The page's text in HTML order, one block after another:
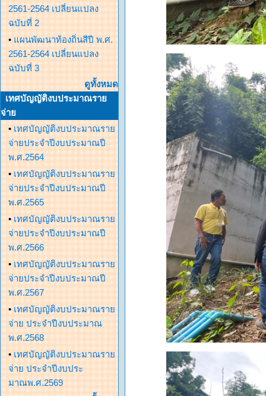
2561-2564 เปลี่ยนแปลง
ฉบับที่ 2
• แผนพัฒนาท้องถิ่นสีปี พ.ศ.
2561-2564 เปลี่ยนแปลง
ฉบับที่ 3
ดูทั้งหมด
เทศบัญญัติงบประมาณราย
จ่าย
• เทศบัญญัติงบประมาณราย
จ่ายประจำปีงบประมาณปี
พ.ศ.2564
• เทศบัญญัติงบประมาณราย
จ่ายประจำปีงบประมาณปี
พ.ศ.2565
• เทศบัญญัติงบประมาณราย
จ่ายประจำปีงบประมาณปี
พ.ศ.2566
• เทศบัญญัติงบประมาณราย
จ่ายประจำปีงบประมาณปี
พ.ศ.2567
• เทศบัญญัติงบประมาณราย
จ่าย ประจำปีงบประมาณ
พ.ศ.2568
• เทศบัญญัติงบประมาณราย
จ่าย ประจำปีงบประ
มาณพ.ศ.2569